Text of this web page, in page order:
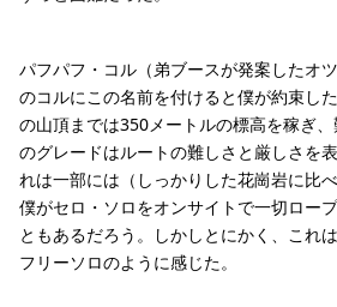
パフパフ・コル（弟ブースが発案したオ
のコルにこの名前を付けると僕が約束し
の山頂までは350メートルの標高を稼ぎ
のグレードはルートの難しさと厳しさを
れは一部には（しっかりした花崗岩に比
僕がセロ・ソロをオンサイトで一切ロー
ともあるだろう。しかしとにかく、これ
フリーソロのように感じた。